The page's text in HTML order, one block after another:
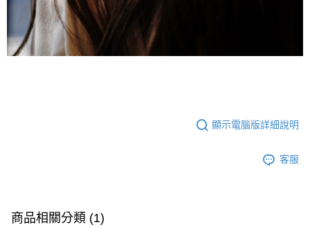
顯示電腦版詳細說明
客服
商品相關分類 (1)